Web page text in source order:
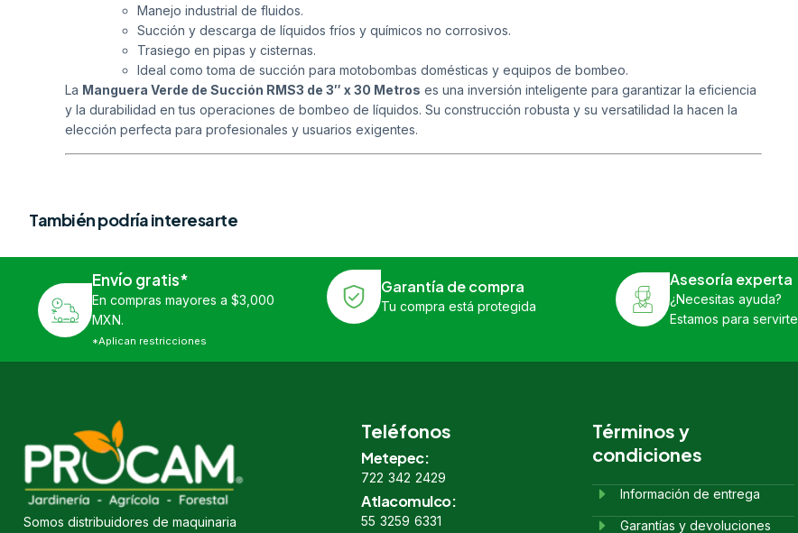
Manejo industrial de fluidos.
Succión y descarga de líquidos fríos y químicos no corrosivos.
Trasiego en pipas y cisternas.
Ideal como toma de succión para motobombas domésticas y equipos de bombeo.
La Manguera Verde de Succión RMS3 de 3″ x 30 Metros es una inversión inteligente para garantizar la eficiencia
y la durabilidad en tus operaciones de bombeo de líquidos. Su construcción robusta y su versatilidad la hacen la
elección perfecta para profesionales y usuarios exigentes.
También podría interesarte
Envío gratis*
En compras mayores a $3,000
MXN.
*Aplican restricciones
Garantía de compra
Tu compra está protegida
Asesoría experta
¿Necesitas ayuda?
Estamos para servirte
Somos distribuidores de maquinaria
Teléfonos
Metepec:
722 342 2429
Atlacomulco:
55 3259 6331
Términos y
condiciones
Información de entrega
Garantías y devoluciones